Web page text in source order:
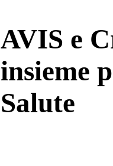
AVIS e
insieme
Salute